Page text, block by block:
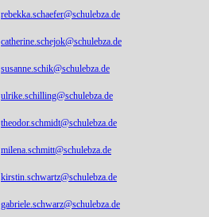
rebekka.schaefer@schulebza.de
catherine.schejok@schulebza.de
susanne.schik@schulebza.de
ulrike.schilling@schulebza.de
theodor.schmidt@schulebza.de
milena.schmitt@schulebza.de
kirstin.schwartz@schulebza.de
gabriele.schwarz@schulebza.de